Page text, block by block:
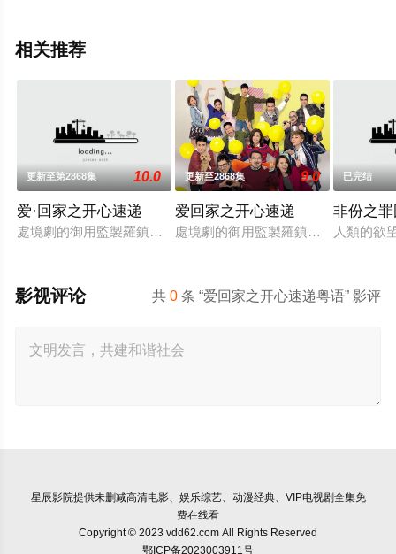
相关推荐
更新至第2868集 10.0
爱·回家之开心速递
處境劇的御用監製羅鎮岳已經準備開拍新一套處境劇，暫定叫
更新至2868集 9.0
爱回家之开心速递
處境劇的御用監製羅鎮岳已經準備開
已完结
非份之
人類的欲
共0 条 “爱回家之开心速递粤语” 影评
影视评论
星辰影院提供未删减高清电影、娱乐综艺、动漫经典、VIP电视剧全集免
费在线看
Copyright © 2023 vdd62.com All Rights Reserved
鄂ICP备2023003911号